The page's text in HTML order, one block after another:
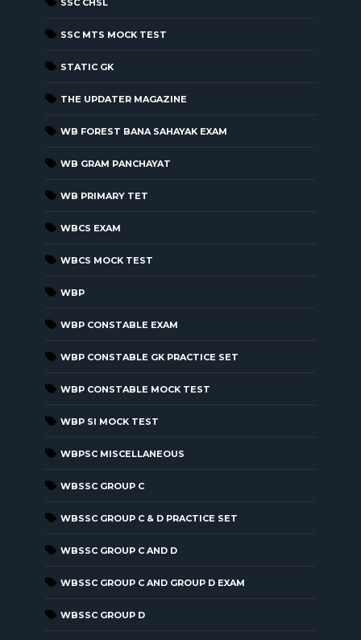
SSC CHSL
SSC MTS MOCK TEST
STATIC GK
THE UPDATER MAGAZINE
WB FOREST BANA SAHAYAK EXAM
WB GRAM PANCHAYAT
WB PRIMARY TET
WBCS EXAM
WBCS MOCK TEST
WBP
WBP CONSTABLE EXAM
WBP CONSTABLE GK PRACTICE SET
WBP CONSTABLE MOCK TEST
WBP SI MOCK TEST
WBPSC MISCELLANEOUS
WBSSC GROUP C
WBSSC GROUP C & D PRACTICE SET
WBSSC GROUP C AND D
WBSSC GROUP C AND GROUP D EXAM
WBSSC GROUP D